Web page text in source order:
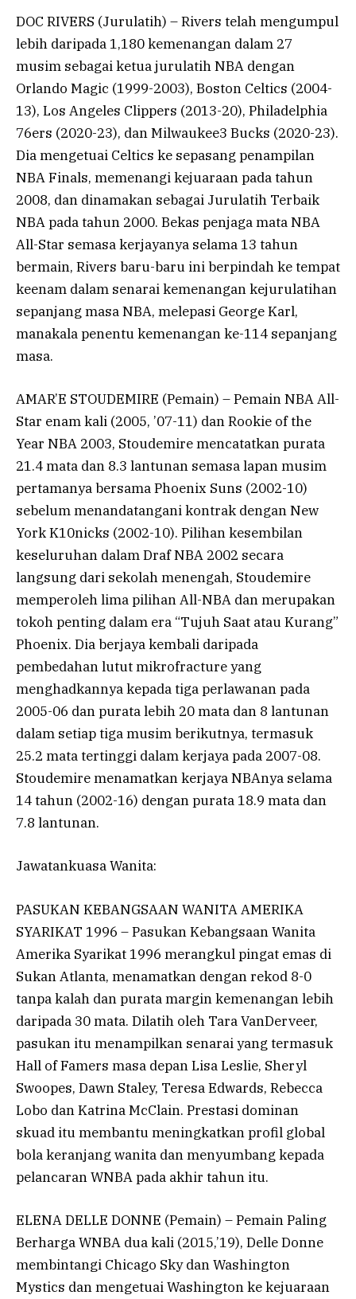
DOC RIVERS (Jurulatih) – Rivers telah mengumpul
lebih daripada 1,180 kemenangan dalam 27
musim sebagai ketua jurulatih NBA dengan
Orlando Magic (1999-2003), Boston Celtics (2004-
13), Los Angeles Clippers (2013-20), Philadelphia
76ers (2020-23), dan Milwaukee3 Bucks (2020-23).
Dia mengetuai Celtics ke sepasang penampilan
NBA Finals, memenangi kejuaraan pada tahun
2008, dan dinamakan sebagai Jurulatih Terbaik
NBA pada tahun 2000. Bekas penjaga mata NBA
All-Star semasa kerjayanya selama 13 tahun
bermain, Rivers baru-baru ini berpindah ke tempat
keenam dalam senarai kemenangan kejurulatihan
sepanjang masa NBA, melepasi George Karl,
manakala penentu kemenangan ke-114 sepanjang
masa.
AMAR’E STOUDEMIRE (Pemain) – Pemain NBA All-
Star enam kali (2005, ’07-11) dan Rookie of the
Year NBA 2003, Stoudemire mencatatkan purata
21.4 mata dan 8.3 lantunan semasa lapan musim
pertamanya bersama Phoenix Suns (2002-10)
sebelum menandatangani kontrak dengan New
York K10nicks (2002-10). Pilihan kesembilan
keseluruhan dalam Draf NBA 2002 secara
langsung dari sekolah menengah, Stoudemire
memperoleh lima pilihan All-NBA dan merupakan
tokoh penting dalam era “Tujuh Saat atau Kurang”
Phoenix. Dia berjaya kembali daripada
pembedahan lutut mikrofracture yang
menghadkannya kepada tiga perlawanan pada
2005-06 dan purata lebih 20 mata dan 8 lantunan
dalam setiap tiga musim berikutnya, termasuk
25.2 mata tertinggi dalam kerjaya pada 2007-08.
Stoudemire menamatkan kerjaya NBAnya selama
14 tahun (2002-16) dengan purata 18.9 mata dan
7.8 lantunan.
Jawatankuasa Wanita:
PASUKAN KEBANGSAAN WANITA AMERIKA
SYARIKAT 1996 – Pasukan Kebangsaan Wanita
Amerika Syarikat 1996 merangkul pingat emas di
Sukan Atlanta, menamatkan dengan rekod 8-0
tanpa kalah dan purata margin kemenangan lebih
daripada 30 mata. Dilatih oleh Tara VanDerveer,
pasukan itu menampilkan senarai yang termasuk
Hall of Famers masa depan Lisa Leslie, Sheryl
Swoopes, Dawn Staley, Teresa Edwards, Rebecca
Lobo dan Katrina McClain. Prestasi dominan
skuad itu membantu meningkatkan profil global
bola keranjang wanita dan menyumbang kepada
pelancaran WNBA pada akhir tahun itu.
ELENA DELLE DONNE (Pemain) – Pemain Paling
Berharga WNBA dua kali (2015,’19), Delle Donne
membintangi Chicago Sky dan Washington
Mystics dan mengetuai Washington ke kejuaraan